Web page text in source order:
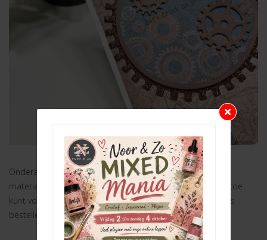
Onderaan deze blog hebben we voor jullie alle gebruikte
materialen op een rijtje gezet zodat je ze heel eenvoudig toe
kunt voegen aan je winkelmandje. Je kunt deze collectie los
bestellen of als voordeelpakket.